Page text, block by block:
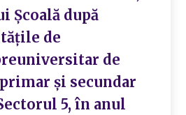
Școală după
de
de
și secundar
5, în anul